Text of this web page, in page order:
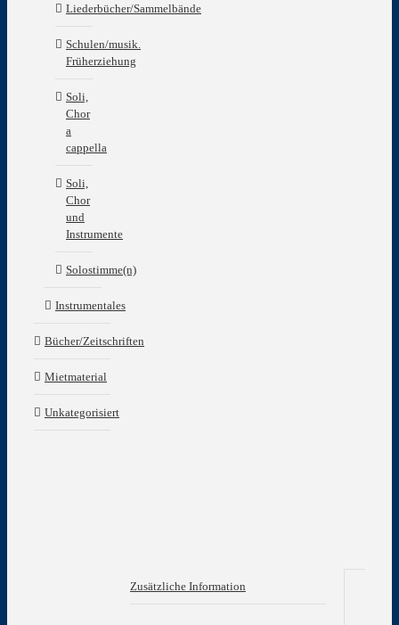
Zusätzliche Information
Liederbücher/Sammelbände
Schulen/musik.
Früherziehung
Soli,
Chor
a
cappella
Soli,
Chor
und
Instrumente
Solostimme(n)
Instrumentales
Bücher/Zeitschriften
Mietmaterial
Unkategorisiert